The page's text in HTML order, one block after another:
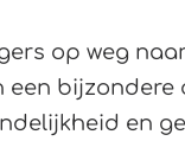
op weg
bijzondere
en